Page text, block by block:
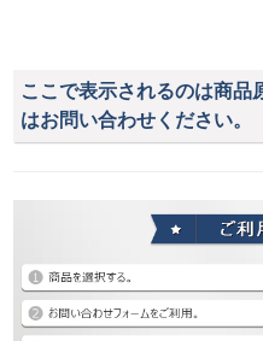
ここで表示されるのは商品
はお問い合わせください。